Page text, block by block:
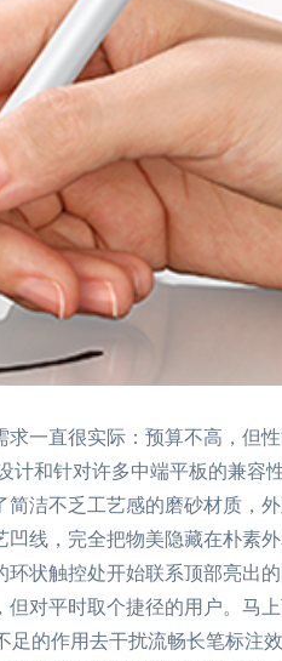
一直很实际：预算不高，但
针对许多中端平板的兼容
洁不乏工艺感的磨砂材质，
线，完全把物美隐藏在朴素
状触控处开始联系顶部亮出
对平时取个捷径的用户。马
的作用去干扰流畅长笔标注